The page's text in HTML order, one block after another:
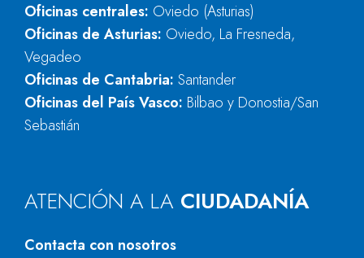
Oficinas centrales: Oviedo (Asturias)
Oficinas de Asturias: Oviedo, La Fresneda,
Vegadeo
Oficinas de Cantabria: Santander
Oficinas del País Vasco: Bilbao y Donostia/San
Sebastián
ATENCIÓN A LA CIUDADANÍA
Contacta con nosotros